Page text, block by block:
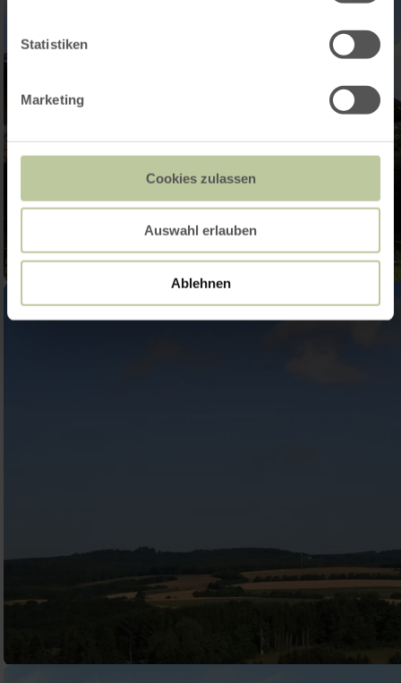
Statistiken
Marketing
Cookies zulassen
Auswahl erlauben
Ablehnen